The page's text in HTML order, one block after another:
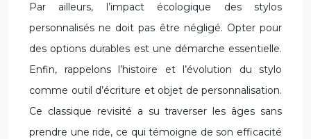
Par ailleurs, l’impact écologique des stylos
personnalisés ne doit pas être négligé. Opter pour
des options durables est une démarche essentielle.
Enfin, rappelons l’histoire et l’évolution du stylo
comme outil d’écriture et objet de personnalisation.
Ce classique revisité a su traverser les âges sans
prendre une ride, ce qui témoigne de son efficacité